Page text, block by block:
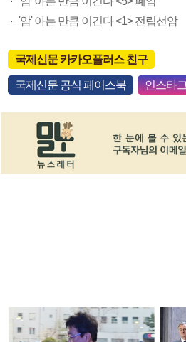
'암' 아는 만큼 이긴다 <1> 전립선암
국제신문 카카오플러스 친구
국제신문 공식 페이스북 인스타